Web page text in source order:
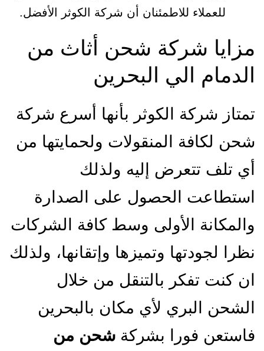
للعملاء للاطمئنان أن شركة الكوثر الأفضل.
مزايا شركة شحن أثاث من
الدمام الي البحرين
تمتاز شركة الكوثر بأنها أسرع شركة
شحن لكافة المنقولات ولحمايتها من
أي تلف تتعرض إليه ولذلك
استطاعت الحصول على الصدارة
والمكانة الأولى وسط كافة الشركات
نظرا لجودتها وتميزها وإتقانها، ولذلك
ان كنت تفكر بالتنقل من خلال
الشحن البري لأي مكان بالبحرين
فاستعن فورا بشركة شحن من